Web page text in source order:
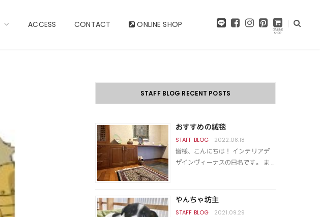
ACCESS CONTACT ONLINE SHOP F
o
I
r
m
P
e
t
STAFF BLOG RECENT POSTS
おすすめの絨毯
2022.08.18
皆様、こんにちは！ インテリアデ
ザインヴィーナスの日名です。 ま …
やんちゃ坊主
2021.09.29